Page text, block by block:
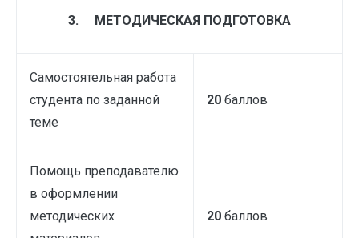
3. МЕТОДИЧЕСКАЯ ПОДГОТОВКА
Самостоятельная работа
студента по заданной
теме
20 баллов
Помощь преподавателю
в оформлении
методических
20 баллов